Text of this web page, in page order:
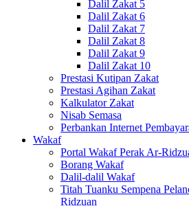
Dalil Zakat 5
Dalil Zakat 6
Dalil Zakat 7
Dalil Zakat 8
Dalil Zakat 9
Dalil Zakat 10
Prestasi Kutipan Zakat
Prestasi Agihan Zakat
Kalkulator Zakat
Nisab Semasa
Perbankan Internet
Wakaf
Portal Wakaf Perak Ar-
Borang Wakaf
Dalil-dalil Wakaf
Titah Tuanku Sempena
Ridzuan